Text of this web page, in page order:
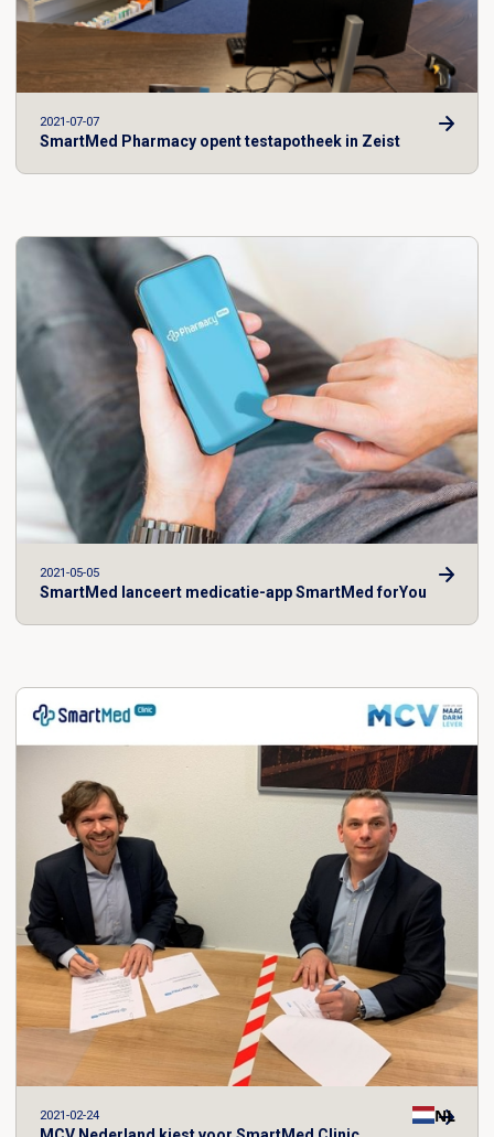
2021-07-07
SmartMed Pharmacy opent testapotheek in Zeist
2021-05-05
SmartMed lanceert medicatie-app SmartMed forYou
2021-02-24 NL